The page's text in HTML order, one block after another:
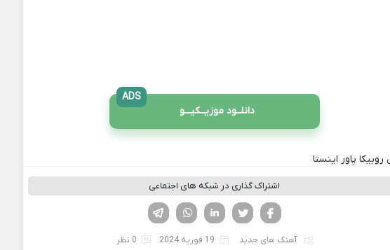
دانلــود موزیــکیـــو
ADS
روبیکا پاور اینستا
اشتراک گذاری در شبکه های اجتماعی
لینکدین تویتر
فیسوک
آهنگ های جدید 19 فوریه 2024 0 نظر